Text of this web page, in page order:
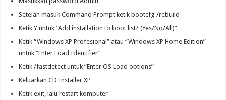
Setelah masuk Command Prompt ketik bootcfg /rebuild
Ketik Y untuk “Add installation to boot list? (Yes/No/All)”
Ketik “Windows XP Profesional” atau “Windows XP Home Edition”
untuk “Enter Load Identifier”
Ketik /fastdetect untuk “Enter OS Load options”
Keluarkan CD Installer XP
Ketik exit, lalu restart komputer